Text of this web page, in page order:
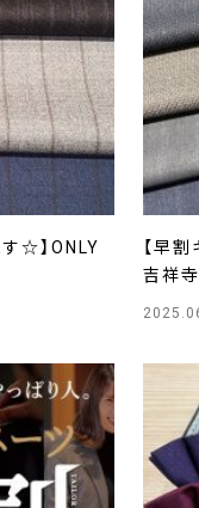
す☆】ONLY
【早
吉祥